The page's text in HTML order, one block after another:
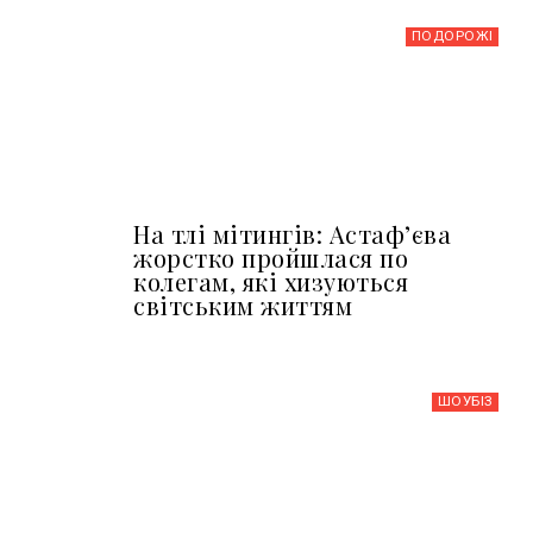
ПОДОРОЖІ
На тлі мітингів: Астафʼєва
жорстко пройшлася по
колегам, які хизуються
світським життям
ШОУБIЗ